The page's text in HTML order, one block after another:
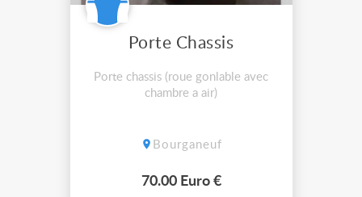
Porte Chassis
Porte chassis (roue gonlable avec
chambre a air)
Bourganeuf
70.00 Euro €